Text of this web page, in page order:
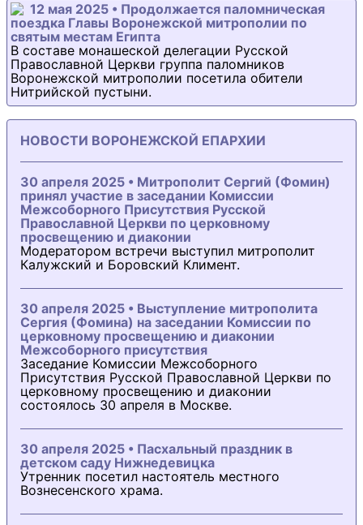
12 мая 2025 • Продолжается паломническая
поездка Главы Воронежской митрополии по
святым местам Египта
В составе монашеской делегации Русской
Православной Церкви группа паломников
Воронежской митрополии посетила обители
Нитрийской пустыни.
НОВОСТИ ВОРОНЕЖСКОЙ ЕПАРХИИ
30 апреля 2025 • Митрополит Сергий (Фомин)
принял участие в заседании Комиссии
Межсоборного Присутствия Русской
Православной Церкви по церковному
просвещению и диаконии
Модератором встречи выступил митрополит
Калужский и Боровский Климент.
30 апреля 2025 • Выступление митрополита
Сергия (Фомина) на заседании Комиссии по
церковному просвещению и диаконии
Межсоборного присутствия
Заседание Комиссии Межсоборного
Присутствия Русской Православной Церкви по
церковному просвещению и диаконии
состоялось 30 апреля в Москве.
30 апреля 2025 • Пасхальный праздник в
детском саду Нижнедевицка
Утренник посетил настоятель местного
Вознесенского храма.